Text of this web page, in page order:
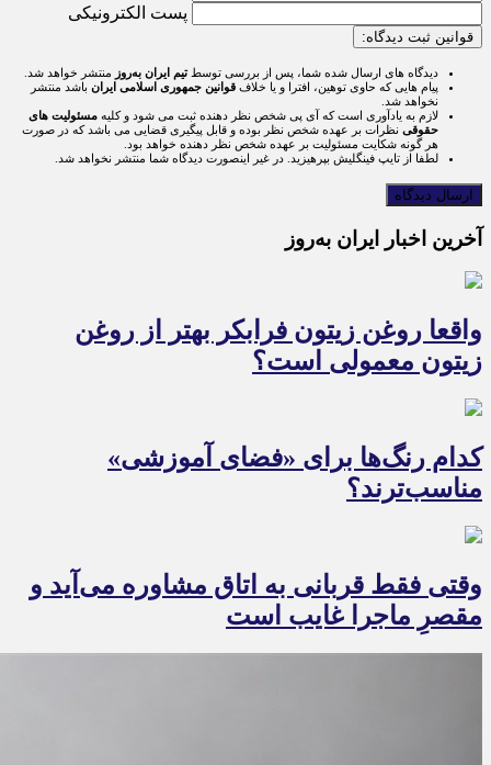
پست الکترونیکی
قوانین ثبت دیدگاه:
دیدگاه های ارسال شده شما، پس از بررسی توسطتیم ایران به‌روز منتشر خواهد شد.
پیام هایی که حاوی توهین، افترا و یا خلاف قوانین جمهوری اسلامی ایران باشد منتشر
نخواهد شد.
لازم به یادآوری است که آی پی شخص نظر دهنده ثبت می شود و کلیه مسئولیت های
حقوقی نظرات بر عهده شخص نظر بوده و قابل پیگیری قضایی می باشد که در صورت
هر گونه شکایت مسئولیت بر عهده شخص نظر دهنده خواهد بود.
لطفا از تایپ فینگلیش بپرهیزید. در غیر اینصورت دیدگاه شما منتشر نخواهد شد.
آخرین اخبار ایران به‌روز
واقعا روغن زیتون فرابکر بهتر از روغن
زیتون معمولی است؟
کدام رنگ‌ها برای «فضای آموزشی»
مناسب‌ترند؟
وقتی فقط قربانی به اتاق مشاوره می‌آید و
مقصرِ ماجرا غایب است